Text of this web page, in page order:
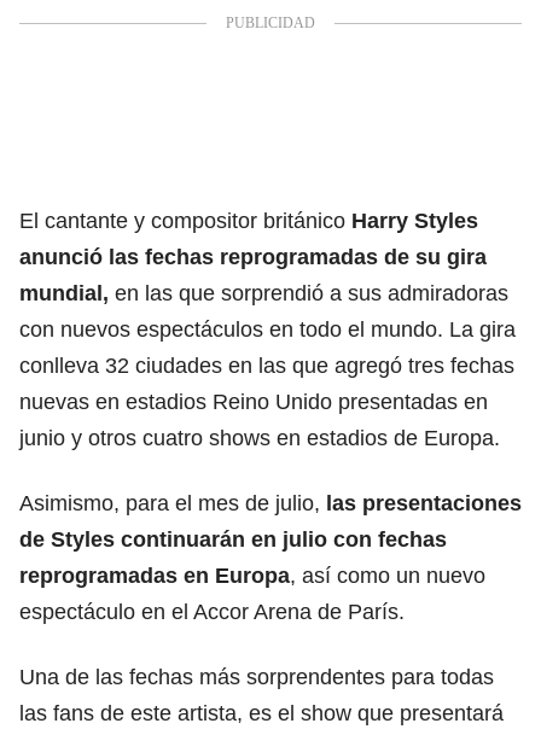
El cantante y compositor británico Harry Styles
anunció las fechas reprogramadas de su gira
mundial, en las que sorprendió a sus admiradoras
con nuevos espectáculos en todo el mundo. La gira
conlleva 32 ciudades en las que agregó tres fechas
nuevas en estadios Reino Unido presentadas en
junio y otros cuatro shows en estadios de Europa.
Asimismo, para el mes de julio, las presentaciones
de Styles continuarán en julio con fechas
reprogramadas en Europa, así como un nuevo
espectáculo en el Accor Arena de París.
Una de las fechas más sorprendentes para todas
las fans de este artista, es el show que presentará